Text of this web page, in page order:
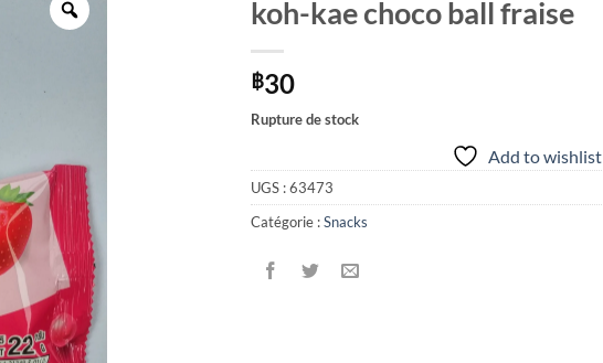
Zoom koh-kae choco ball fraise
฿30
Rupture de stock
Add to wishlist
UGS :63473
Catégorie :Snacks